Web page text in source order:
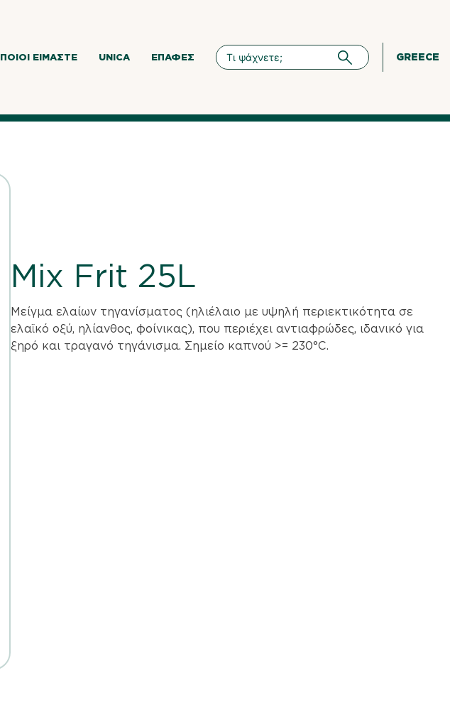
ΠΟΙΟΙ ΕΊΜΑΣΤΕ UNICA ΕΠΑΦΈΣ GREECE
Mix Frit 25L
Μείγμα ελαίων τηγανίσματος (ηλιέλαιο με υψηλή περιεκτικότητα σε
ελαϊκό οξύ, ηλίανθος, φοίνικας), που περιέχει αντιαφρώδες, ιδανικό για
ξηρό και τραγανό τηγάνισμα. Σημείο καπνού >= 230°C.